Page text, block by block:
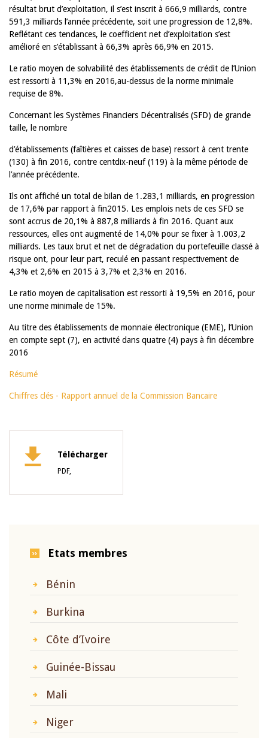
résultat brut d’exploitation, il s’est inscrit à 666,9 milliards, contre
591,3 milliards l’année précédente, soit une progression de 12,8%.
Reflétant ces tendances, le coefficient net d’exploitation s’est
amélioré en s’établissant à 66,3% après 66,9% en 2015.
Le ratio moyen de solvabilité des établissements de crédit de l’Union
est ressorti à 11,3% en 2016,au-dessus de la norme minimale
requise de 8%.
Concernant les Systèmes Financiers Décentralisés (SFD) de grande
taille, le nombre
d’établissements (faîtières et caisses de base) ressort à cent trente
(130) à fin 2016, contre centdix-neuf (119) à la même période de
l’année précédente.
Ils ont affiché un total de bilan de 1.283,1 milliards, en progression
de 17,6% par rapport à fin2015. Les emplois nets de ces SFD se
sont accrus de 20,1% à 887,8 milliards à fin 2016. Quant aux
ressources, elles ont augmenté de 14,0% pour se fixer à 1.003,2
milliards. Les taux brut et net de dégradation du portefeuille classé à
risque ont, pour leur part, reculé en passant respectivement de
4,3% et 2,6% en 2015 à 3,7% et 2,3% en 2016.
Le ratio moyen de capitalisation est ressorti à 19,5% en 2016, pour
une norme minimale de 15%.
Au titre des établissements de monnaie électronique (EME), l’Union
en compte sept (7), en activité dans quatre (4) pays à fin décembre
2016
Résumé
Chiffres clés - Rapport annuel de la Commission Bancaire
Télécharger
PDF,
Etats membres
Bénin
Burkina
Côte d’Ivoire
Guinée-Bissau
Mali
Niger